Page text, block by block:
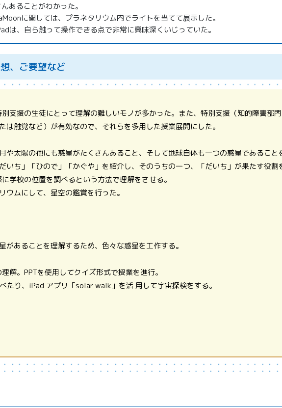
あることがわかった。
に関しては、プラネタリウム内でライトを当てて展示した。
は、自ら触って操作できる点で非常に興味深くいじっていた。
、ご要望など
支援の生徒にとって理解の難しいモノが多かった。また、特別支援（知的障害部
は触覚など）が有効なので、それらを多用した授業展開にした。
や太陽の他にも惑星がたくさんあること、そして地球自体も一つの惑星であること
いち」「ひので」「かぐや」を紹介し、そのうちの一つ、「だいち」が果たす役
学校の位置を調べるという方法で理解をさせる。
ウムにして、星空の鑑賞を行った。
があることを理解するため、色々な惑星を工作する。
解。PPTを使用してクイズ形式で授業を進行。
り、iPad アプリ「solar walk」を活 用して宇宙探検をする。